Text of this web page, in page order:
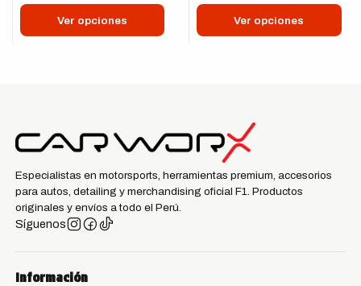
Ver opciones Ver opciones
Especialistas en motorsports, herramientas premium, accesorios
para autos, detailing y merchandising oficial F1. Productos
originales y envíos a todo el Perú.
Síguenos
Información